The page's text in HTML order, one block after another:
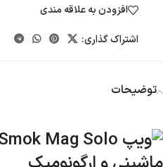
افزودن به علاقه مندی
اشتراک گذاری:
توضیحات